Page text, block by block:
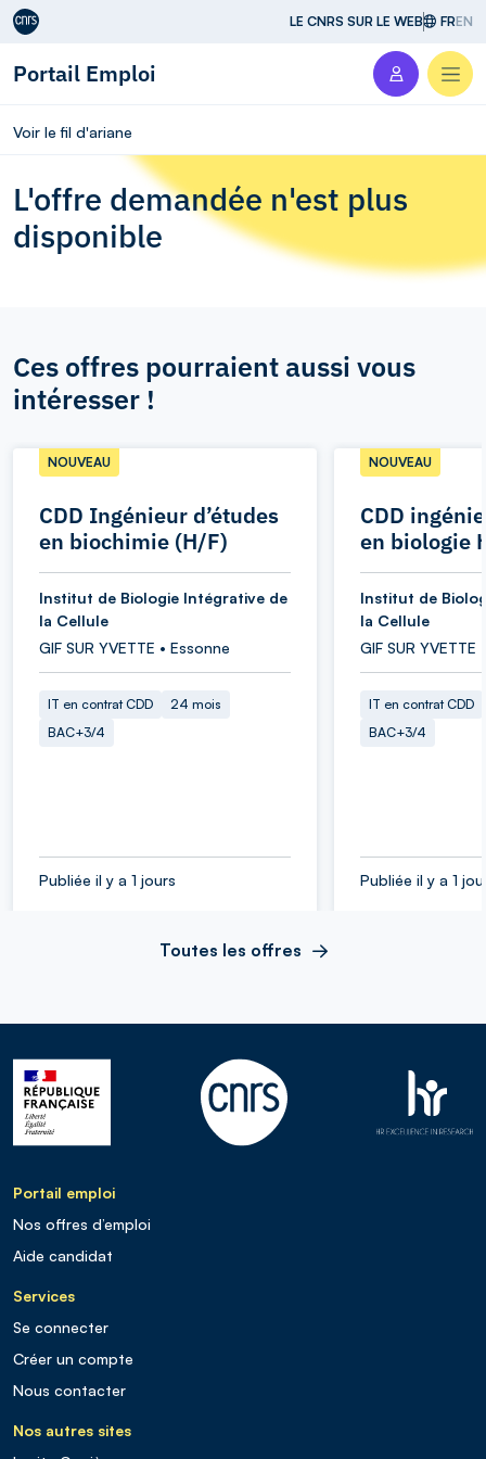
Aller au contenu LE CNRS SUR LE WEB FREN
Portail Emploi
Voir le fil d'ariane
L'offre demandée n'est plus
disponible
Ces offres pourraient aussi vous
intéresser !
CDD Ingénieur d’études
en biochimie (H/F)
NOUVEAU
Institut de Biologie Intégrative de
la Cellule
GIF SUR YVETTE • Essonne
IT en contrat CDD
24 mois
BAC+3/4
Publiée il y a 1 jours
CDD
en biologie
NOUVEAU
Institut de
la Cellule
GIF SUR YVETTE
IT en contrat CDD
BAC+3/4
Publiée il y a 1
Toutes les offres
Portail emploi
Nos offres d’emploi
Aide candidat
Services
Se connecter
Créer un compte
Nous contacter
Nos autres sites